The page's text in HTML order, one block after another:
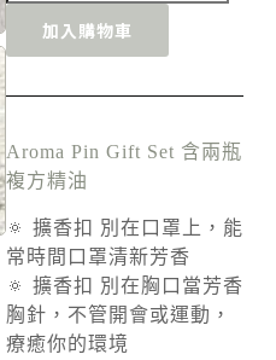
加入購物車
r
n
v
e
:
Aroma Pin Gift Set 含兩瓶
複方精油
🔅 擴香扣 別在口罩上，能
常時間口罩清新芳香
🔅 擴香扣 別在胸口當芳香
胸針，不管開會或運動，
療癒你的環境